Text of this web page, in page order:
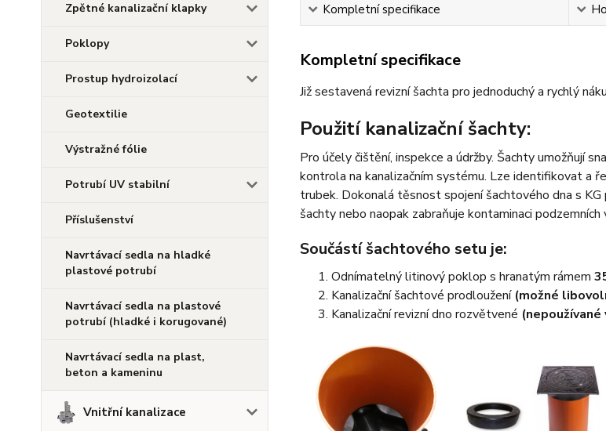
Zpětné kanalizační klapky
Poklopy
Prostup hydroizolací
Geotextilie
Výstražné fólie
Potrubí UV stabilní
Příslušenství
Navrtávací sedla na hladké
plastové potrubí
Navrtávací sedla na plastové
potrubí (hladké i korugované)
Navrtávací sedla na plast,
beton a kameninu
Vnitřní kanalizace
Kompletní specifikace
Kompletní specifikace
Již sestavená revizní šachta pro jednoduchý a rychlý
Použití kanalizační šachty:
Pro účely čištění, inspekce a údržby. Šachty umožňují
kontrola na kanalizačním systému. Lze identifikovat a
trubek. Dokonalá těsnost spojení šachtového dna s
šachty nebo naopak zabraňuje kontaminaci
Součástí šachtového setu je:
Odnímatelný litinový poklop s hranatým rámem
Kanalizační šachtové prodloužení (možné
Kanalizační revizní dno rozvětvené